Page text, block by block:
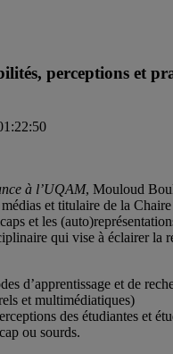
perceptions et
à l’UQAM, Mouloud
et titulaire de la
et les
qui vise à éclairer la
d’apprentissage et de
et multimédiatiques)
des étudiantes et
ou sourds.